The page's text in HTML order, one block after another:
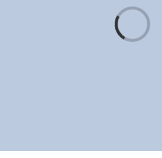
Loading...